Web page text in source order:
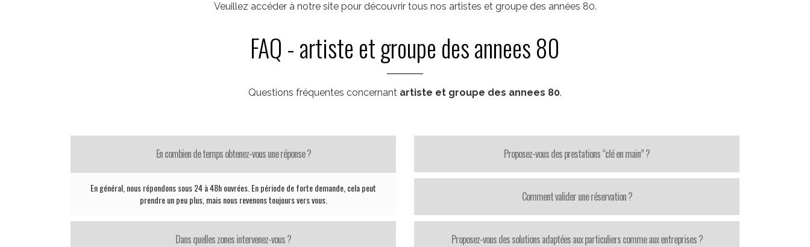
Veuillez accéder à notre site pour découvrir tous nos artistes et groupe des années 80.
FAQ - artiste et groupe des annees 80
Questions fréquentes concernant artiste et groupe des annees 80.
En combien de temps obtenez-vous une réponse ?
En général, nous répondons sous 24 à 48h ouvrées. En période de forte demande, cela peut
prendre un peu plus, mais nous revenons toujours vers vous.
Dans quelles zones intervenez-vous ?
Proposez-vous des prestations “clé en main” ?
Comment valider une réservation ?
Proposez-vous des solutions adaptées aux particuliers comme aux entreprises ?